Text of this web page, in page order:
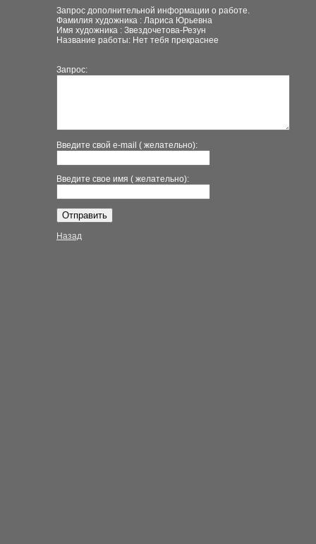
Запрос дополнительной информации о работе.
Фамилия художника : Лариса Юрьевна
Имя художника : Звездочетова-Резун
Название работы: Нет тебя прекраснее
Запрос:
Введите свой e-mail ( желательно):
Введите свое имя ( желательно):
Назад